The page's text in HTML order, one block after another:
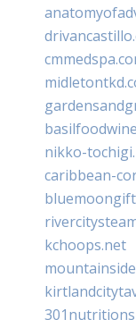
nikko-
caribbean-
kchoops.net